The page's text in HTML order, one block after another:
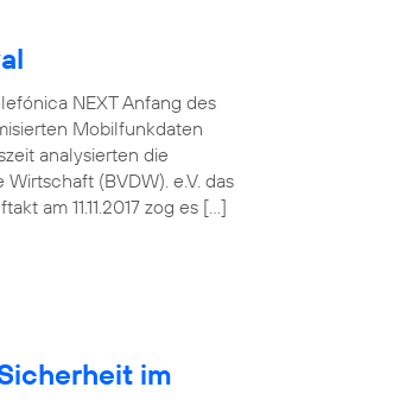
NEXT Anfang des
Mobilfunkdaten
analysierten die
(BVDW). e.V. das
am 11.11.2017 zog es […]
im